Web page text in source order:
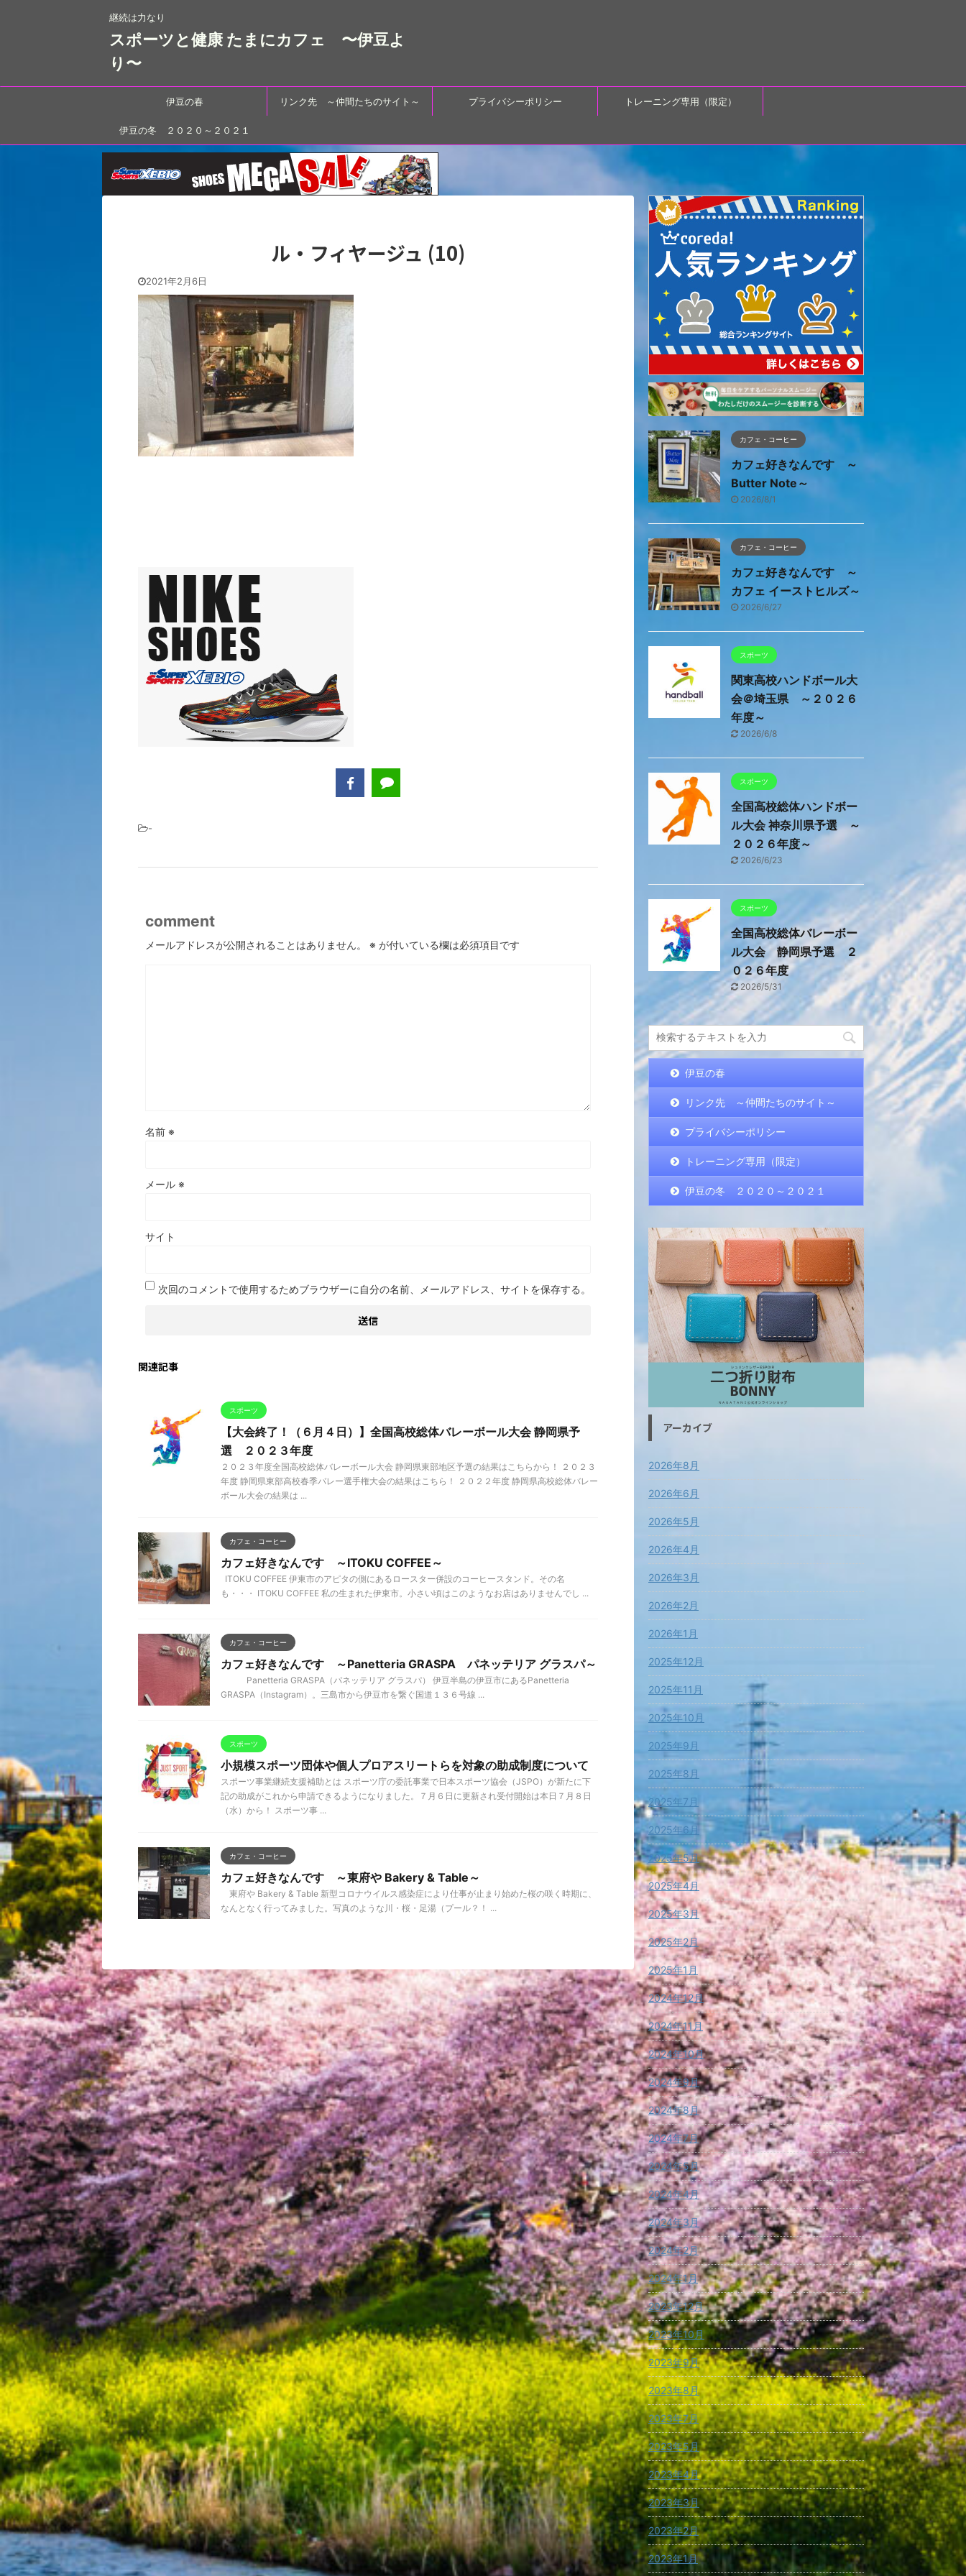
継続は力なり
スポーツと健康 たまにカフェ 〜伊豆よ
り〜
伊豆の春 リンク先 ～仲間たちのサイト～ プライバシーポリシー トレーニング専用（限定）
伊豆の冬 ２０２０～２０２１
ル・フィヤージュ (10)
2021年2月6日
-
comment
メールアドレスが公開されることはありません。 ※ が付いている欄は必須項目です
名前 ※
メール ※
サイト
次回のコメントで使用するためブラウザーに自分の名前、メールアドレス、サイトを保存する。
関連記事
スポーツ
【大会終了！（６月４日）】全国高校総体バレーボール大会 静岡県予
選 ２０２３年度
２０２３年度全国高校総体バレーボール大会 静岡県東部地区予選の結果はこちらから！ ２０２３
年度 静岡県東部高校春季バレー選手権大会の結果はこちら！ ２０２２年度 静岡県高校総体バレー
ボール大会の結果は ...
カフェ・コーヒー
カフェ好きなんです ～ITOKU COFFEE～
ITOKU COFFEE 伊東市のアピタの側にあるロースター併設のコーヒースタンド。その名
も・・・ ITOKU COFFEE 私の生まれた伊東市。小さい頃はこのようなお店はありませんでし ...
カフェ・コーヒー
カフェ好きなんです ～Panetteria GRASPA パネッテリア グラスパ～
Panetteria GRASPA（パネッテリア グラスパ） 伊豆半島の伊豆市にあるPanetteria
GRASPA（Instagram）。三島市から伊豆市を繋ぐ国道１３６号線 ...
スポーツ
小規模スポーツ団体や個人プロアスリートらを対象の助成制度について
スポーツ事業継続支援補助とは スポーツ庁の委託事業で日本スポーツ協会（JSPO）が新たに下
記の助成がこれから申請できるようになりました。７月６日に更新され受付開始は本日７月８日
（水）から！ スポーツ事 ...
カフェ・コーヒー
カフェ好きなんです ～東府や Bakery & Table～
東府や Bakery & Table 新型コロナウイルス感染症により仕事が止まり始めた桜の咲く時期に、
なんとなく行ってみました。写真のような川・桜・足湯（プール？！ ...
カフェ・コーヒー
カフェ好きなんです ～
Butter Note～
2026/8/1
カフェ・コーヒー
カフェ好きなんです ～
カフェ イーストヒルズ～
2026/6/27
スポーツ
関東高校ハンドボール大
会＠埼玉県 ～２０２６
年度～
2026/6/8
スポーツ
全国高校総体ハンドボー
ル大会 神奈川県予選 ～
２０２６年度～
2026/6/23
スポーツ
全国高校総体バレーボー
ル大会 静岡県予選 ２
０２６年度
2026/5/31
伊豆の春
リンク先 ～仲間たちのサイト～
プライバシーポリシー
トレーニング専用（限定）
伊豆の冬 ２０２０～２０２１
アーカイブ
2026年8月
2026年6月
2026年5月
2026年4月
2026年3月
2026年2月
2026年1月
2025年12月
2025年11月
2025年10月
2025年9月
2025年8月
2025年7月
2025年6月
2025年5月
2025年4月
2025年3月
2025年2月
2025年1月
2024年12月
2024年11月
2024年10月
2024年9月
2024年8月
2024年7月
2024年5月
2024年4月
2024年3月
2024年2月
2024年1月
2023年12月
2023年10月
2023年9月
2023年8月
2023年7月
2023年5月
2023年4月
2023年3月
2023年2月
2023年1月